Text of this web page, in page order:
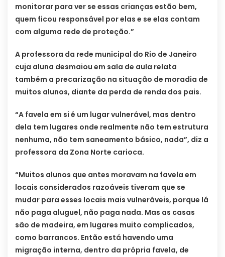
monitorar para ver se essas crianças estão bem,
quem ficou responsável por elas e se elas contam
com alguma rede de proteção.”
A professora da rede municipal do Rio de Janeiro
cuja aluna desmaiou em sala de aula relata
também a precarização na situação de moradia de
muitos alunos, diante da perda de renda dos pais.
“A favela em si é um lugar vulnerável, mas dentro
dela tem lugares onde realmente não tem estrutura
nenhuma, não tem saneamento básico, nada”, diz a
professora da Zona Norte carioca.
“Muitos alunos que antes moravam na favela em
locais considerados razoáveis tiveram que se
mudar para esses locais mais vulneráveis, porque lá
não paga aluguel, não paga nada. Mas as casas
são de madeira, em lugares muito complicados,
como barrancos. Então está havendo uma
migração interna, dentro da própria favela, de